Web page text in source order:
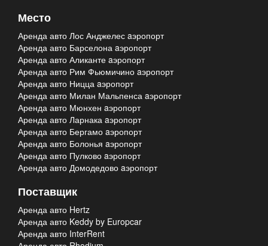
Место
Аренда авто Лос Анджелес aэропорт
Аренда авто Барселона aэропорт
Аренда авто Аликанте aэропорт
Аренда авто Рим Фьюмичино aэропорт
Аренда авто Ницца aэропорт
Аренда авто Милан Мальпенса aэропорт
Аренда авто Мюнхен aэропорт
Аренда авто Ларнака aэропорт
Аренда авто Бергамо aэропорт
Аренда авто Болонья aэропорт
Аренда авто Пулково aэропорт
Аренда авто Домодедово aэропорт
Поставщик
Аренда авто Hertz
Аренда авто Keddy by Europcar
Аренда авто InterRent